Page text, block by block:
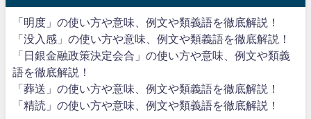
「明度」の使い方や意味、例文や類義語を徹底解説！
「没入感」の使い方や意味、例文や類義語を徹底解説！
「日銀金融政策決定会合」の使い方や意味、例文や類義
語を徹底解説！
「葬送」の使い方や意味、例文や類義語を徹底解説！
「精読」の使い方や意味、例文や類義語を徹底解説！